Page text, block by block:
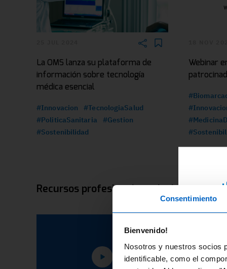
Consentimiento
Bienvenido!
Nosotros y nuestros socios
identificable, como el
La OMS lanza su plataforma de
información sobre tecnología
médica esencial
#Innovacion
#TecnologiaSalud
#PoliticaSanitaria
#Gestion
#Sostenibilidad
Webinar
Recursos profesionales relacionados